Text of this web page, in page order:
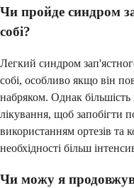
Чи пройде синдром
собі?
Легкий синдром
собі, особливо якщо він
набряком. Однак
лікування, щоб запобігти
використанням ортезів та
необхідності більш
Чи можу я